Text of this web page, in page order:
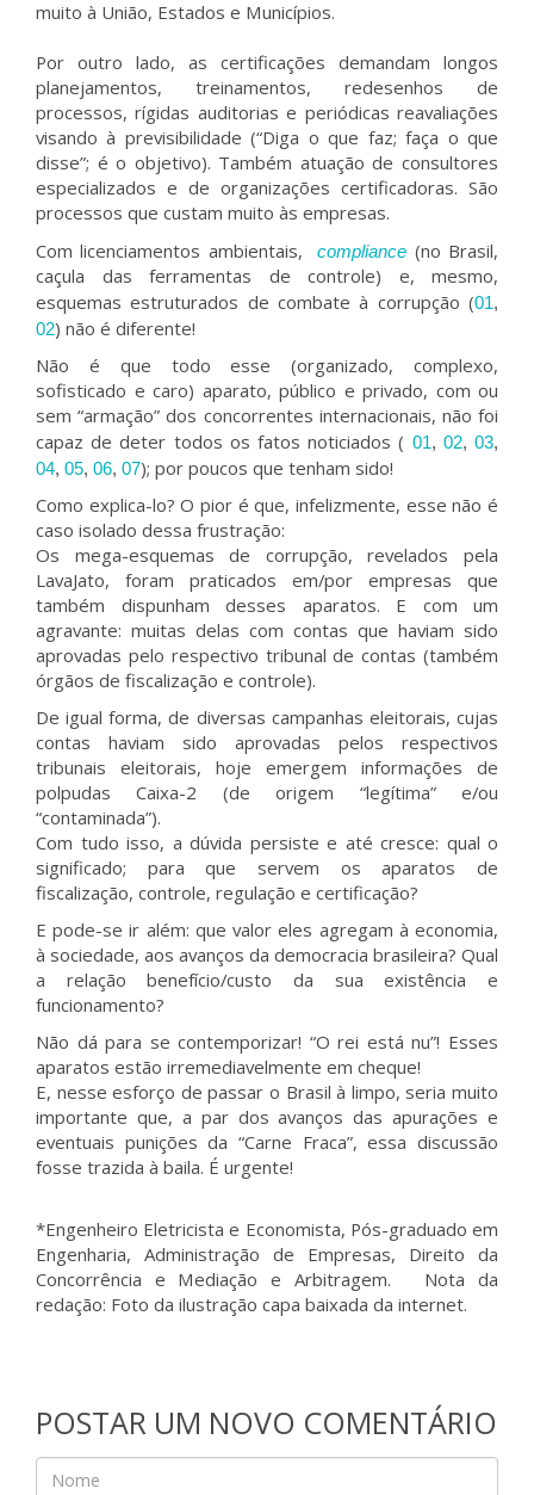
muito à União, Estados e Municípios.
Por outro lado, as certificações demandam longos
planejamentos, treinamentos, redesenhos de
processos, rígidas auditorias e periódicas reavaliações
visando à previsibilidade (“Diga o que faz; faça o que
disse”; é o objetivo). Também atuação de consultores
especializados e de organizações certificadoras. São
processos que custam muito às empresas.
Com licenciamentos ambientais,compliance (no Brasil,
caçula das ferramentas de controle) e, mesmo,
esquemas estruturados de combate à corrupção (01,
02) não é diferente!
Não é que todo esse (organizado, complexo,
sofisticado e caro) aparato, público e privado, com ou
sem “armação” dos concorrentes internacionais, não foi
capaz de deter todos os fatos noticiados ( 01, 02,03,
04, 05, 06, 07); por poucos que tenham sido!
Como explica-lo? O pior é que, infelizmente, esse não é
caso isolado dessa frustração:
Os mega-esquemas de corrupção, revelados pela
LavaJato, foram praticados em/por empresas que
também dispunham desses aparatos. E com um
agravante: muitas delas com contas que haviam sido
aprovadas pelo respectivo tribunal de contas (também
órgãos de fiscalização e controle).
De igual forma, de diversas campanhas eleitorais, cujas
contas haviam sido aprovadas pelos respectivos
tribunais eleitorais, hoje emergem informações de
polpudas Caixa-2 (de origem “legítima” e/ou
“contaminada”).
Com tudo isso, a dúvida persiste e até cresce: qual o
significado; para que servem os aparatos de
fiscalização, controle, regulação e certificação?
E pode-se ir além: que valor eles agregam à economia,
à sociedade, aos avanços da democracia brasileira? Qual
a relação benefício/custo da sua existência e
funcionamento?
Não dá para se contemporizar! “O rei está nu”! Esses
aparatos estão irremediavelmente em cheque!
E, nesse esforço de passar o Brasil à limpo, seria muito
importante que, a par dos avanços das apurações e
eventuais punições da “Carne Fraca”, essa discussão
fosse trazida à baila. É urgente!
*Engenheiro Eletricista e Economista, Pós-graduado em
Engenharia, Administração de Empresas, Direito da
Concorrência e Mediação e Arbitragem. Nota da
redação: Foto da ilustração capa baixada da internet.
POSTAR UM NOVO COMENTÁRIO